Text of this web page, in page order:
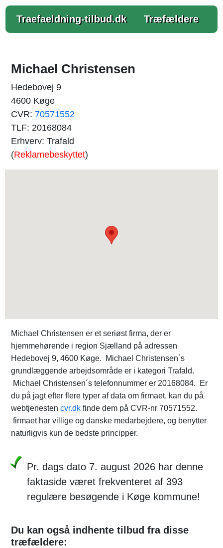
Traefaeldning-tilbud.dk Træfældere
Michael Christensen
Hedebovej 9
4600 Køge
CVR: 70571552
TLF: 20168084
Erhverv: Trafald
(Reklamebeskyttet)
Michael Christensen er et seriøst firma, der er
hjemmehørende i region Sjælland på adressen
Hedebovej 9, 4600 Køge. Michael Christensen´s
grundlæggende arbejdsområde er i kategori Trafald.
Michael Christensen´s telefonnummer er 20168084. Er
du på jagt efter flere typer af data om firmaet, kan du på
webtjenesten cvr.dk finde dem på CVR-nr 70571552.
firmaet har villige og danske medarbejdere, og benytter
naturligvis kun de bedste principper.
Pr. dags dato 7. august 2026 har denne
faktaside været frekventeret af 393
regulære besøgende i Køge kommune!
Du kan også indhente tilbud fra disse
træfældere: